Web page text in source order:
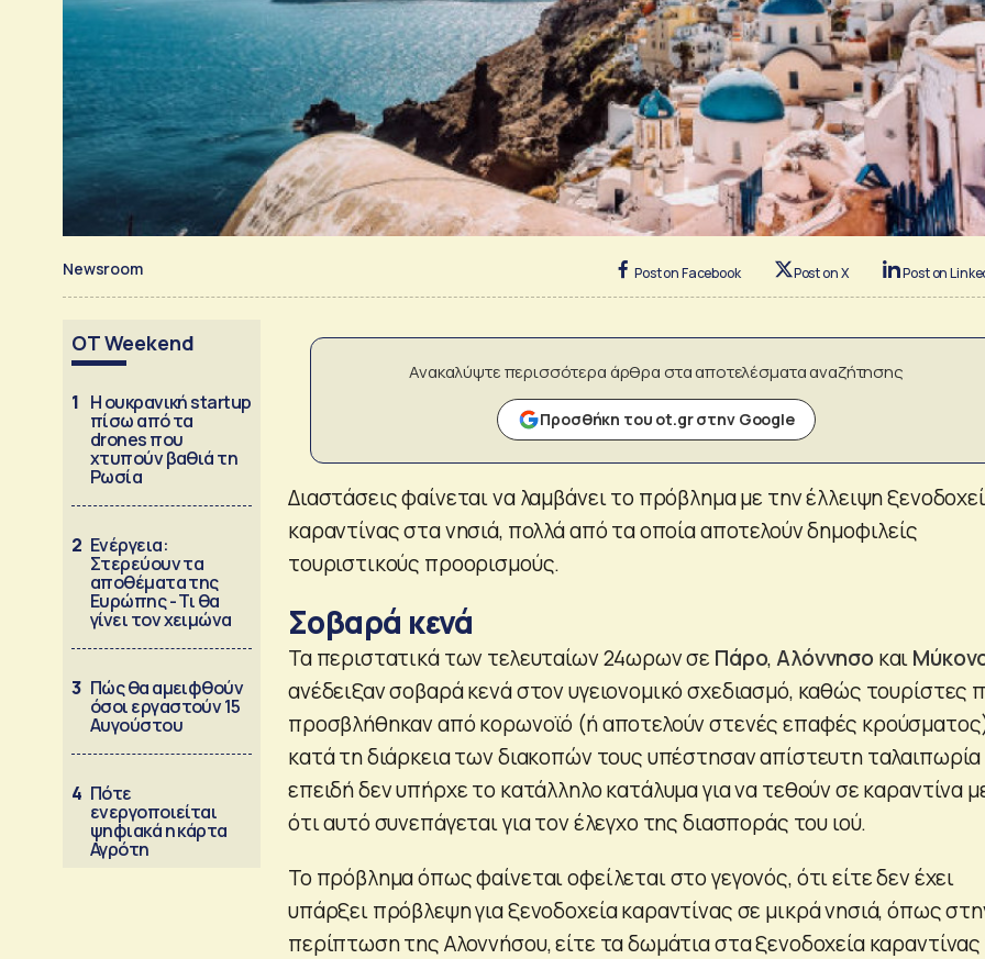
Newsroom Post on Facebook Post on X Post on
OT Weekend
1 Η ουκρανική startup
πίσω από τα
drones που
χτυπούν βαθιά τη
Ρωσία
2 Ενέργεια:
Στερεύουν τα
αποθέματα της
Ευρώπης - Τι θα
γίνει τον χειμώνα
3 Πώς θα αμειφθούν
όσοι εργαστούν 15
Αυγούστου
4 Πότε
ενεργοποιείται
ψηφιακά η κάρτα
Αγρότη
Ανακαλύψτε περισσότερα άρθρα στα αποτελέσματα αναζήτησης
Προσθήκη του ot.gr στην Google
Διαστάσεις φαίνεται να λαμβάνει το πρόβλημα με την έλλειψη
καραντίνας στα νησιά, πολλά από τα οποία αποτελούν δημοφιλείς
τουριστικούς προορισμούς.
Σοβαρά κενά
Τα περιστατικά των τελευταίων 24ωρων σε Πάρο,Αλόννησο και
ανέδειξαν σοβαρά κενά στον υγειονομικό σχεδιασμό, καθώς τουρίστες
προσβλήθηκαν από κορωνοϊό (ή αποτελούν στενές επαφές
κατά τη διάρκεια των διακοπών τους υπέστησαν απίστευτη ταλαιπωρία
επειδή δεν υπήρχε το κατάλληλο κατάλυμα για να τεθούν σε καραντίνα
ότι αυτό συνεπάγεται για τον έλεγχο της διασποράς του ιού.
Το πρόβλημα όπως φαίνεται οφείλεται στο γεγονός, ότι είτε δεν έχει
υπάρξει πρόβλεψη για ξενοδοχεία καραντίνας σε μικρά νησιά, όπως
περίπτωση της Αλοννήσου, είτε τα δωμάτια στα ξενοδοχεία καραντίνας